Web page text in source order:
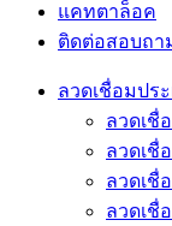
แคทตาล็อค
ติดต่อสอบถา
ลวดเชื่อมปร
ลวดเชื่
ลวดเชื่
ลวดเชื่
ลวดเชื่